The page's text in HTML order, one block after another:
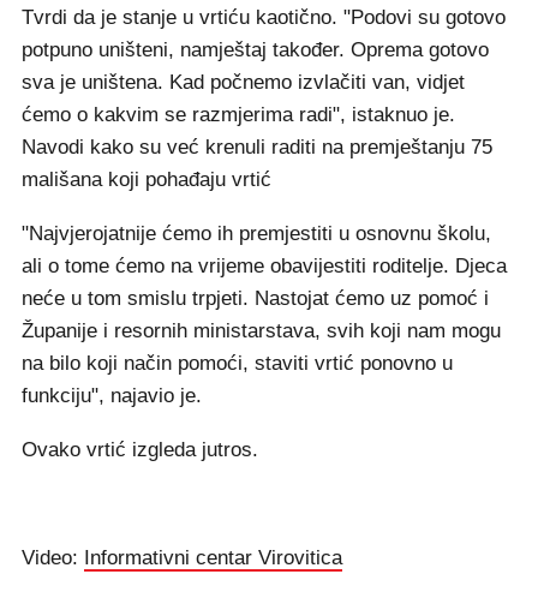
Tvrdi da je stanje u vrtiću kaotično. "Podovi su gotovo
potpuno uništeni, namještaj također. Oprema gotovo
sva je uništena. Kad počnemo izvlačiti van, vidjet
ćemo o kakvim se razmjerima radi", istaknuo je.
Navodi kako su već krenuli raditi na premještanju 75
mališana koji pohađaju vrtić
"Najvjerojatnije ćemo ih premjestiti u osnovnu školu,
ali o tome ćemo na vrijeme obavijestiti roditelje. Djeca
neće u tom smislu trpjeti. Nastojat ćemo uz pomoć i
Županije i resornih ministarstava, svih koji nam mogu
na bilo koji način pomoći, staviti vrtić ponovno u
funkciju", najavio je.
Ovako vrtić izgleda jutros.
Video: Informativni centar Virovitica